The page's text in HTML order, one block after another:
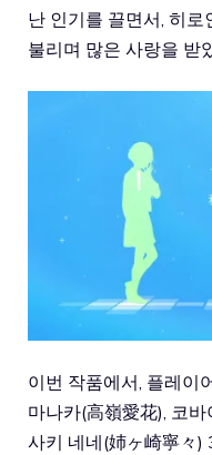
난 인기를 끌면서, 히로
불리며 많은 사랑을 받
이번 작품에서, 플레이
마나카(高嶺愛花), 코
사키 네네(姉ヶ崎寧々)